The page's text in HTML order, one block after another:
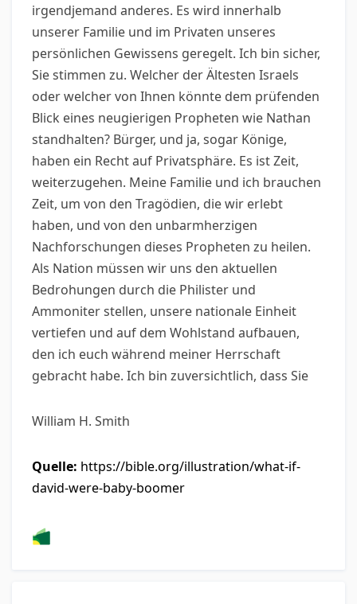
irgendjemand anderes. Es wird innerhalb
unserer Familie und im Privaten unseres
persönlichen Gewissens geregelt. Ich bin sicher,
Sie stimmen zu. Welcher der Ältesten Israels
oder welcher von Ihnen könnte dem prüfenden
Blick eines neugierigen Propheten wie Nathan
standhalten? Bürger, und ja, sogar Könige,
haben ein Recht auf Privatsphäre. Es ist Zeit,
weiterzugehen. Meine Familie und ich brauchen
Zeit, um von den Tragödien, die wir erlebt
haben, und von den unbarmherzigen
Nachforschungen dieses Propheten zu heilen.
Als Nation müssen wir uns den aktuellen
Bedrohungen durch die Philister und
Ammoniter stellen, unsere nationale Einheit
vertiefen und auf dem Wohlstand aufbauen,
den ich euch während meiner Herrschaft
gebracht habe. Ich bin zuversichtlich, dass Sie
William H. Smith
Quelle: https://bible.org/illustration/what-if-
david-were-baby-boomer